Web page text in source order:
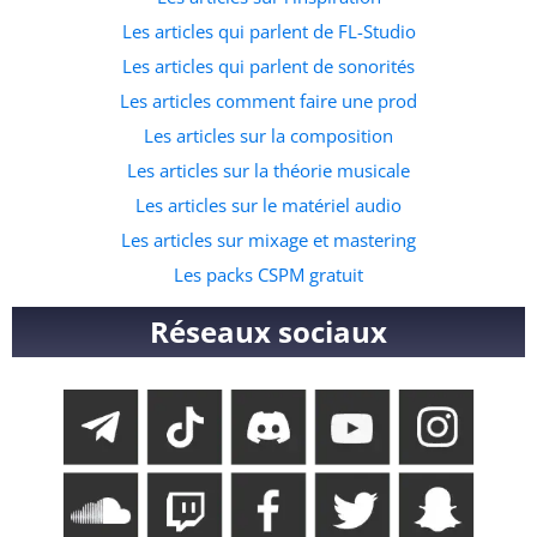
Les articles qui parlent de FL-Studio
Les articles qui parlent de sonorités
Les articles comment faire une prod
Les articles sur la composition
Les articles sur la théorie musicale
Les articles sur le matériel audio
Les articles sur mixage et mastering
Les packs CSPM gratuit
Réseaux sociaux